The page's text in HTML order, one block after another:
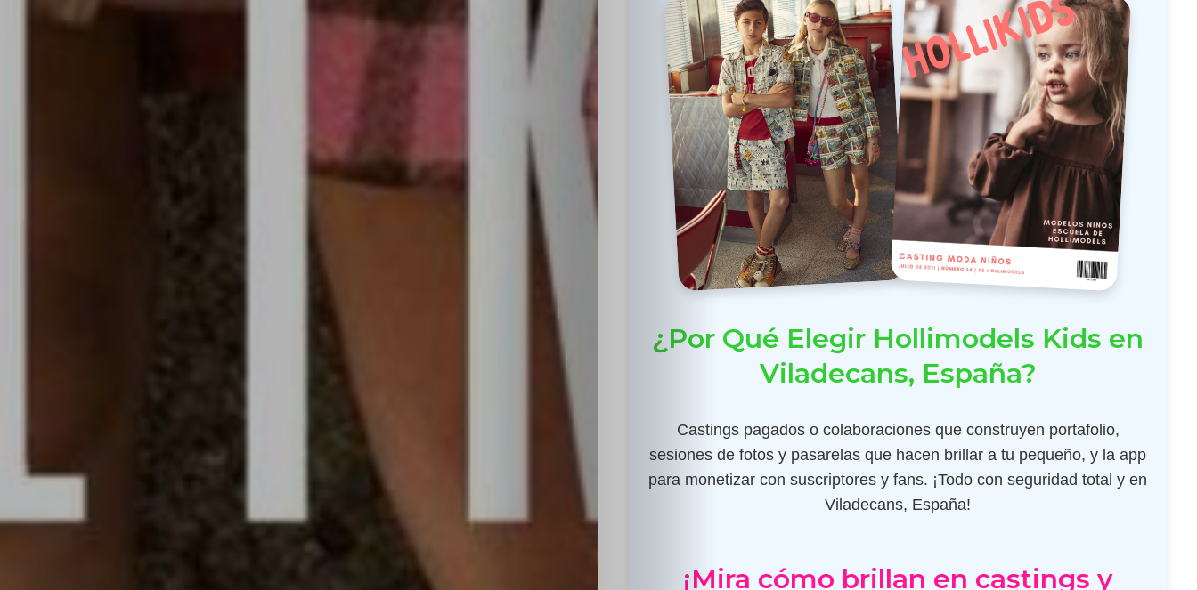
¿Por Qué Elegir Hollimodels Kids en
Viladecans, España?
Castings pagados o colaboraciones que construyen portafolio,
sesiones de fotos y pasarelas que hacen brillar a tu pequeño, y la app
para monetizar con suscriptores y fans. ¡Todo con seguridad total y en
Viladecans, España!
¡Mira cómo brillan en castings y